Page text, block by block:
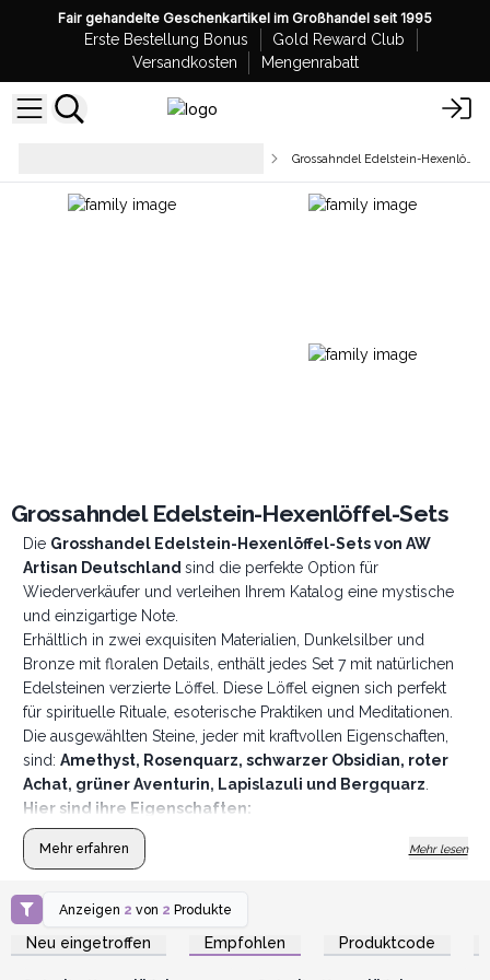
Fair gehandelte Geschenkartikel im Großhandel seit 1995
Erste Bestellung Bonus
Gold Reward Club
Versandkosten
Mengenrabatt
Grossahndel Edelstein-Hexenlöffel-Sets
Grossahndel Edelstein-Hexenlöffel-Sets
Die Grosshandel Edelstein-Hexenlöffel-Sets von AW
Artisan Deutschland sind die perfekte Option für
Wiederverkäufer und verleihen Ihrem Katalog eine mystische
und einzigartige Note.
Erhältlich in zwei exquisiten Materialien, Dunkelsilber und
Bronze mit floralen Details, enthält jedes Set 7 mit natürlichen
Edelsteinen verzierte Löffel. Diese Löffel eignen sich perfekt
für spirituelle Rituale, esoterische Praktiken und Meditationen.
Die ausgewählten Steine, jeder mit kraftvollen Eigenschaften,
sind: Amethyst, Rosenquarz, schwarzer Obsidian, roter
Achat, grüner Aventurin, Lapislazuli und Bergquarz.
Hier sind ihre Eigenschaften:
Amethyst: Stein der Reinigung und des Schutzes, ideal für
Reinigungsrituale, Meditationen und zur Stärkung der
Rosenquarz: Der Stein der bedingungslosen Liebe, der
Harmonie, inneren Frieden und emotionale Heilungsrituale
fördert.
Mehr erfahren Mehr lesen
Anzeigen 2 von 2 Produkte
Neu eingetroffen Empfohlen Produktcode
Anmelden oder
Registrieren für
Großhandelspreise
Registrieren für
Großhandelspreise